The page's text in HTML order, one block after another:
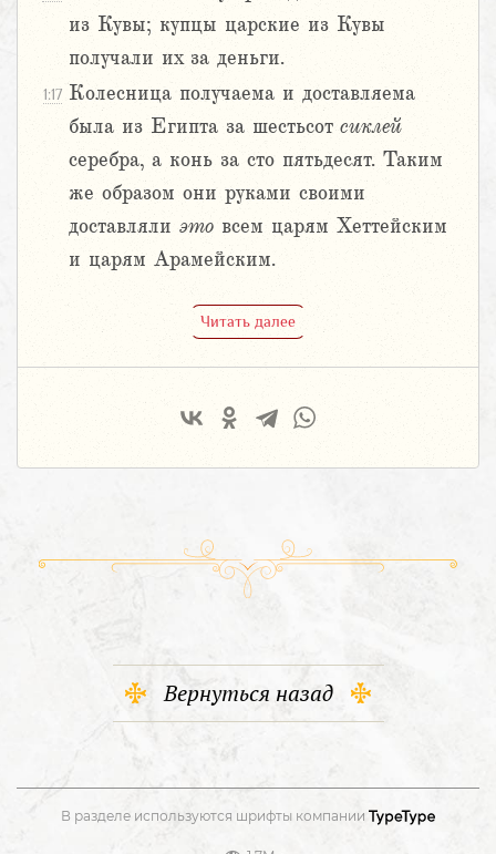
из Кувы; купцы царские из Кувы
получали их за деньги.
1:17 Колесница получаема и доставляема
была из Египта за шестьсот сиклей
серебра, а конь за сто пятьдесят. Таким
же образом они руками своими
доставляли это всем царям Хеттейским
и царям Арамейским.
Читать далее
Вернуться назад
В разделе используются шрифты компании